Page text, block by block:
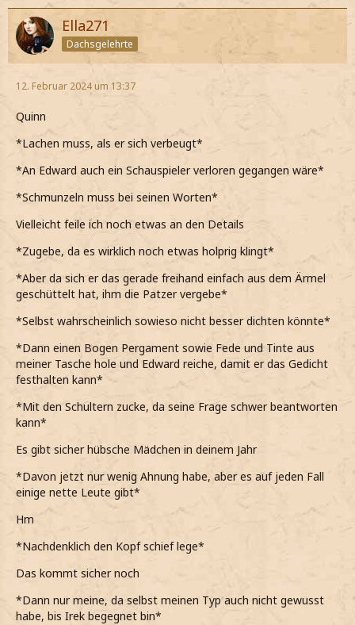
Ella271
Dachsgelehrte
12. Februar 2024 um 13:37
Quinn
*Lachen muss, als er sich verbeugt*
*An Edward auch ein Schauspieler verloren gegangen wäre*
*Schmunzeln muss bei seinen Worten*
Vielleicht feile ich noch etwas an den Details
*Zugebe, da es wirklich noch etwas holprig klingt*
*Aber da sich er das gerade freihand einfach aus dem Ärmel
geschüttelt hat, ihm die Patzer vergebe*
*Selbst wahrscheinlich sowieso nicht besser dichten könnte*
*Dann einen Bogen Pergament sowie Fede und Tinte aus
meiner Tasche hole und Edward reiche, damit er das Gedicht
festhalten kann*
*Mit den Schultern zucke, da seine Frage schwer beantworten
kann*
Es gibt sicher hübsche Mädchen in deinem Jahr
*Davon jetzt nur wenig Ahnung habe, aber es auf jeden Fall
einige nette Leute gibt*
Hm
*Nachdenklich den Kopf schief lege*
Das kommt sicher noch
*Dann nur meine, da selbst meinen Typ auch nicht gewusst
habe, bis Irek begegnet bin*